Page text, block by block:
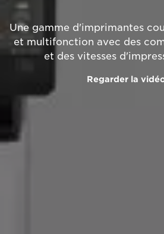
Une gamme d'imprimantes
et multifonction avec des
et des vitesses
Regarder la